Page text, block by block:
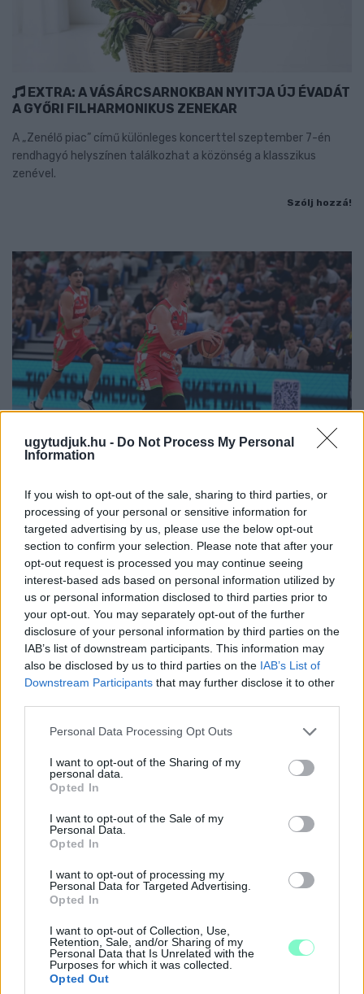
ugytudjuk.hu - Do Not Process My Personal
Information
If you wish to opt-out of the sale, sharing to third parties, or
processing of your personal or sensitive information for
targeted advertising by us, please use the below opt-out
section to confirm your selection. Please note that after your
opt-out request is processed you may continue seeing
interest-based ads based on personal information utilized by
us or personal information disclosed to third parties prior to
your opt-out. You may separately opt-out of the further
disclosure of your personal information by third parties on the
IAB’s list of downstream participants. This information may
also be disclosed by us to third parties on the IAB’s List of
Downstream Participants that may further disclose it to other
Please note that this website/app uses one or more Google
not limited to your visit or usage behaviour. You may click to
grant or deny consent to Google and its third-party tags to
use your data for below specified purposes in below Google
consent section.
Personal Data Processing Opt Outs
I want to opt-out of the Sharing of my
personal data.
Opted In
I want to opt-out of the Sale of my
Personal Data.
Opted In
I want to opt-out of processing my
Personal Data for Targeted Advertising.
Opted In
I want to opt-out of Collection, Use,
Retention, Sale, and/or Sharing of my
Personal Data that Is Unrelated with the
Purposes for which it was collected.
Opted Out
EXTRA: A VÁSÁRCSARNOKBAN NYITJA ÚJ ÉVADÁT
A GYŐRI FILHARMONIKUS ZENEKAR
A „Zenélő piac” című különleges koncerttel szeptember 7-én
rendhagyó helyszínen találkozhat a közönség a klasszikus
zenével.
Szólj hozzá!
PERL, VÁRADI ÉS TANOH DEZ IS OTT VAN A FÉRFI
KOSÁRLABDA-VÁLOGATOTT SZŰKÍTETT
KERETÉBEN
Észtország, Szlovénia és Svédország következik.
Szólj hozzá!
MAGYAR PÉTER: 868 MILLIÁRD FORINTOS
BERUHÁZÁSI CSOMAGGAL ERŐSÍTIK
TOVÁBBRA IS KRITIKUS NAPOK ELÉ NÉZ AZ ORSZÁG
Átfogó energetikai fejlesztési programot fogadott el a
kormány.